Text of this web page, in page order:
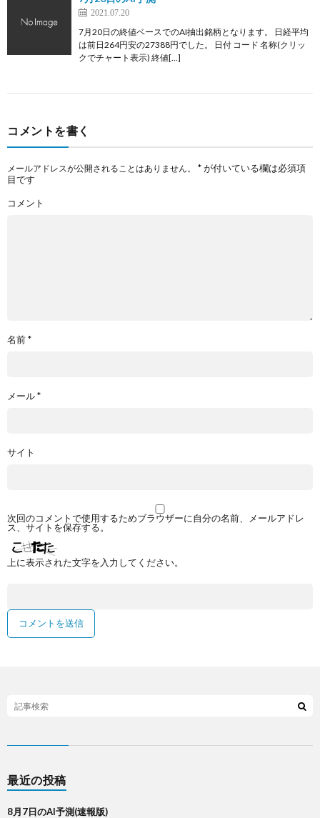
2021.07.20
7月20日の終値ベースでのAI抽出銘柄となります。 日経平均
は前日264円安の27388円でした。 日付 コード 名称(クリッ
クでチャート表示) 終値[…]
コメントを書く
メールアドレスが公開されることはありません。 *が付いている欄は必須項
目です
コメント
名前*
メール*
サイト
次回のコメントで使用するためブラウザーに自分の名前、メールアドレ
ス、サイトを保存する。
上に表示された文字を入力してください。
最近の投稿
8月7日のAI予測(速報版)